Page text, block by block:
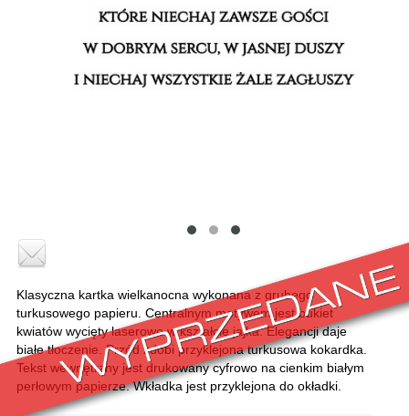
Klasyczna kartka wielkanocna wykonana z grubego
turkusowego papieru. Centralnym motywem jest bukiet
kwiatów wycięty laserowo w kształcie jajka. Elegancji daje
białe tłoczenie. Przód zdobi przyklejona turkusowa kokardka.
Tekst wewnętrzny jest drukowany cyfrowo na cienkim białym
perłowym papierze. Wkładka jest przyklejona do okładki.